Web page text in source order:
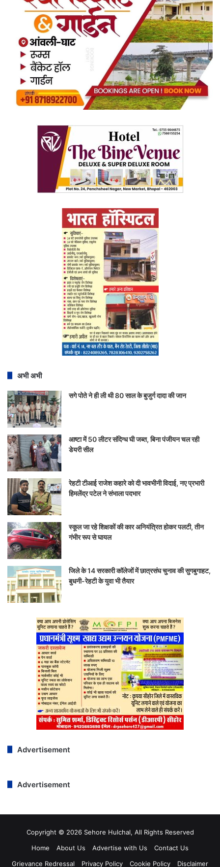
अभी अभी
सगे पोते ने ही ली थी 80 साल के बुजुर्ग दादा की जान
आष्टा में 50 लीटर संदिग्ध घी जब्त, बिना पंजीयन चल रही
डेयरी सील
रेहटी टीआई राजेश कहारे को दी भावभीनी विदाई, नए प्रभारी
हिमलेंद्र पटेल ने संभाला पदभार
स्कूल जा रहे शिक्षकों की कार अनियंत्रित होकर पलटी, तीन
गंभीर रूप से घायल
जिले के 14 सरकारी कॉलेजों में छात्रसंघ चुनाव की सुगबुगाहट,
बुधनी-रेहटी के युवा भी तैयार
Advertisement
Advertisement
Copyright © 2026 Sehore Hulchal, All Rights Reserved
Home
About Us Advertise with Us
Contact Us
Grievance Redressal
Privacy Policy Cookie Policy Disclaimer